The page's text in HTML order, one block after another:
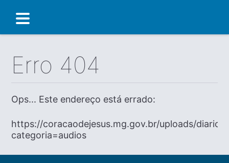
Erro 404
Ops... Este endereço está errado:
https://coracaodejesus.mg.gov.br/uploads/diario/
categoria=audios